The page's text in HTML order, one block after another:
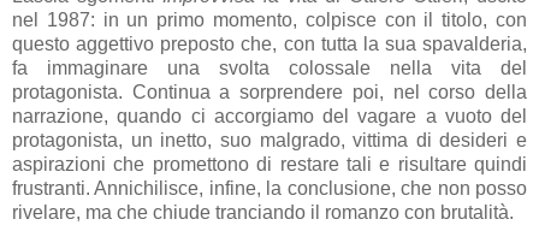
nel 1987: in un primo momento, colpisce con il titolo, con
questo aggettivo preposto che, con tutta la sua spavalderia,
fa immaginare una svolta colossale nella vita del
protagonista. Continua a sorprendere poi, nel corso della
narrazione, quando ci accorgiamo del vagare a vuoto del
protagonista, un inetto, suo malgrado, vittima di desideri e
aspirazioni che promettono di restare tali e risultare quindi
frustranti. Annichilisce, infine, la conclusione, che non posso
rivelare, ma che chiude tranciando il romanzo con brutalità.